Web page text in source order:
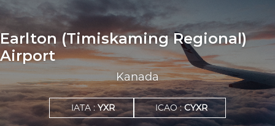
Earlton (Timiskaming Regional)
Airport
Kanada
IATA :YXR ICAO :CYXR